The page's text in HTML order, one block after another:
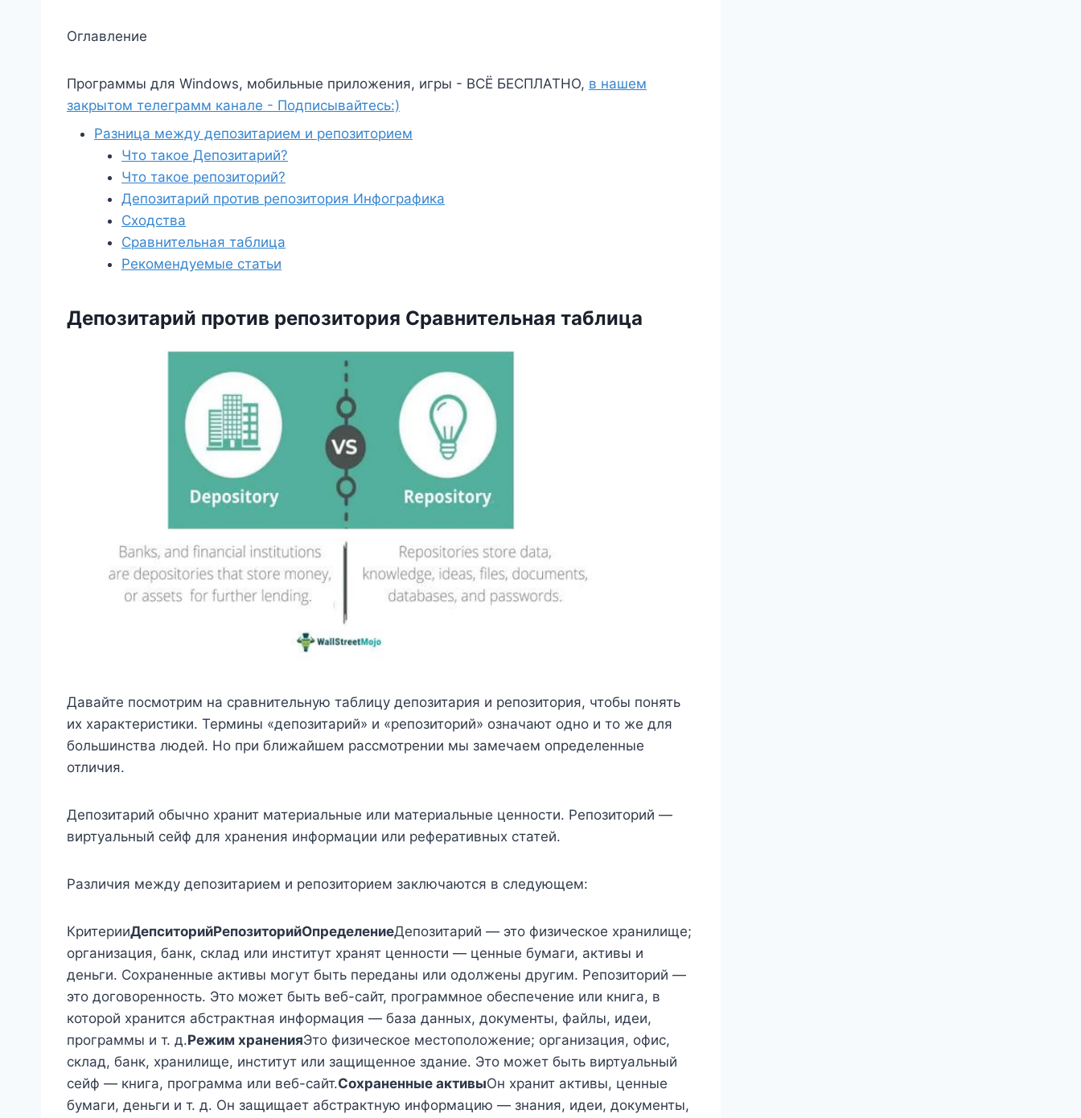
Оглавление
Программы для Windows, мобильные приложения, игры - ВСЁ БЕСПЛАТНО, в нашем
закрытом телеграмм канале - Подписывайтесь:)
Разница между депозитарием и репозиторием
Что такое Депозитарий?
Что такое репозиторий?
Депозитарий против репозитория Инфографика
Сходства
Сравнительная таблица
Рекомендуемые статьи
Депозитарий против репозитория Сравнительная таблица
Давайте посмотрим на сравнительную таблицу депозитария и репозитория, чтобы понять
их характеристики. Термины «депозитарий» и «репозиторий» означают одно и то же для
большинства людей. Но при ближайшем рассмотрении мы замечаем определенные
отличия.
Депозитарий обычно хранит материальные или материальные ценности. Репозиторий —
виртуальный сейф для хранения информации или реферативных статей.
Различия между депозитарием и репозиторием заключаются в следующем:
КритерииДепситорийРепозиторийОпределениеДепозитарий — это физическое хранилище;
организация, банк, склад или институт хранят ценности — ценные бумаги, активы и
деньги. Сохраненные активы могут быть переданы или одолжены другим. Репозиторий —
это договоренность. Это может быть веб-сайт, программное обеспечение или книга, в
которой хранится абстрактная информация — база данных, документы, файлы, идеи,
программы и т. д.Режим храненияЭто физическое местоположение; организация, офис,
склад, банк, хранилище, институт или защищенное здание. Это может быть виртуальный
сейф — книга, программа или веб-сайт.Сохраненные активыОн хранит активы, ценные
бумаги, деньги и т. д. Он защищает абстрактную информацию — знания, идеи, документы,